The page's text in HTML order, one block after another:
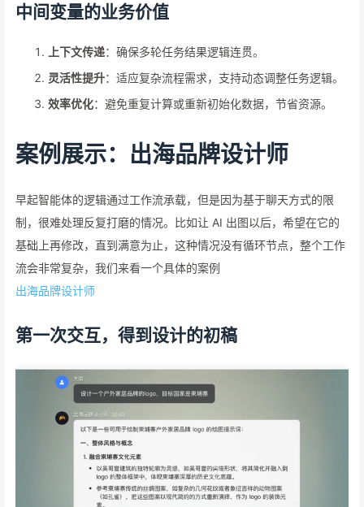
中间变量的业务价值
上下文传递：确保多轮任务结果逻辑连贯。
灵活性提升：适应复杂流程需求，支持动态调整任务逻辑。
效率优化：避免重复计算或重新初始化数据，节省资源。
案例展示：出海品牌设计师
早起智能体的逻辑通过工作流承载，但是因为基于聊天方式的限
制，很难处理反复打磨的情况。比如让 AI 出图以后，希望在它的
基础上再修改，直到满意为止，这种情况没有循环节点，整个工作
流会非常复杂，我们来看一个具体的案例
出海品牌设计师
第一次交互，得到设计的初稿